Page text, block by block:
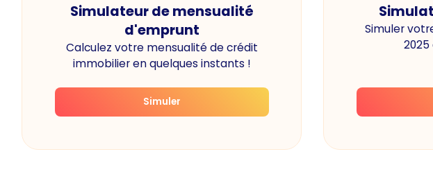
Simulateur de mensualité
d'emprunt
Calculez votre mensualité de crédit
immobilier en quelques instants !
Simuler
Simuler
2025